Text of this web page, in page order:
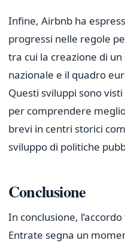
Infine, Airbnb ha
progressi nelle regole
tra cui la creazione di
nazionale e il quadro
Questi sviluppi sono
per comprendere
brevi in centri storici
sviluppo di politiche
Conclusione
In conclusione,
Entrate segna un